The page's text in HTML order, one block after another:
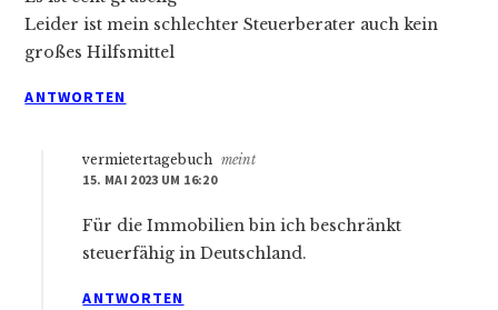
Leider ist mein schlechter Steuerberater auch kein
großes Hilfsmittel
ANTWORTEN
vermietertagebuch meint
15. MAI 2023 UM 16:20
Für die Immobilien bin ich beschränkt
steuerfähig in Deutschland.
ANTWORTEN